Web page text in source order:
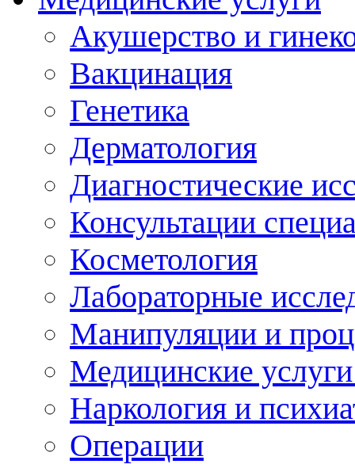
Акушерство и
Вакцинация
Генетика
Дерматология
Диагностические
Консультации
Косметология
Лабораторные
Манипуляции и
Медицинские
Наркология и
Операции